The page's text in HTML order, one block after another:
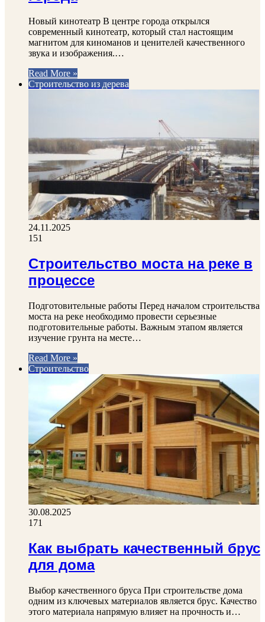
Новый кинотеатр В центре города открылся
современный кинотеатр, который стал настоящим
магнитом для киноманов и ценителей качественного
звука и изображения.…
Read More »
Строительство из дерева
24.11.2025
151
Строительство моста на реке в
процессе
Подготовительные работы Перед началом строительства
моста на реке необходимо провести серьезные
подготовительные работы. Важным этапом является
изучение грунта на месте…
Read More »
Строительство
30.08.2025
171
Как выбрать качественный брус
для дома
Выбор качественного бруса При строительстве дома
одним из ключевых материалов является брус. Качество
этого материала напрямую влияет на прочность и…